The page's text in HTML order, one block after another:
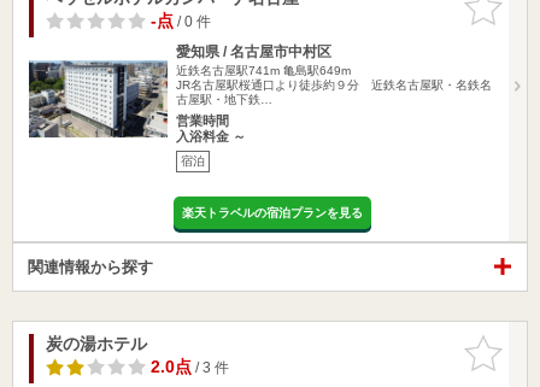
りに追加
-点/ 0 件
愛知県 / 名古屋市中村区
近鉄名古屋駅741m 亀島駅649m
JR名古屋駅桜通口より徒歩約９分 近鉄名古屋駅・名鉄名
古屋駅・地下鉄…
営業時間
入浴料金 ～
宿泊
楽天トラベルの宿泊プランを見る
関連情報から探す
お気に入
りに追加
炭の湯ホテル
2.0点/ 3 件